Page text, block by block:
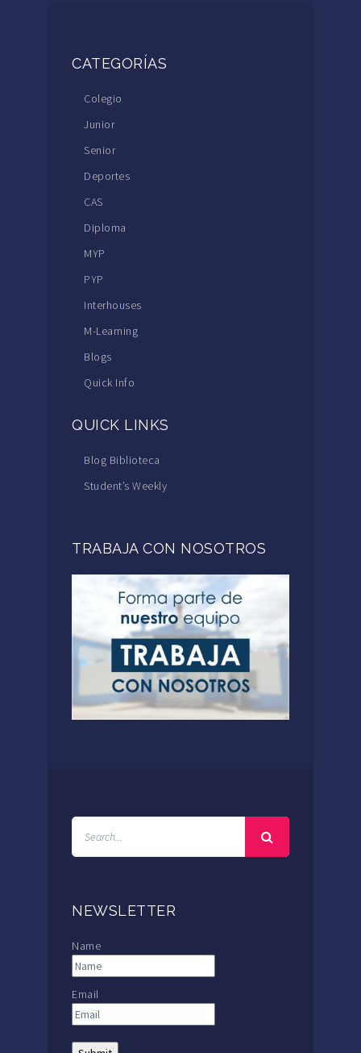
CATEGORÍAS
Colegio
Junior
Senior
Deportes
CAS
Diploma
MYP
PYP
Interhouses
M-Learning
Blogs
Quick Info
QUICK LINKS
Blog Biblioteca
Student’s Weekly
TRABAJA CON NOSOTROS
NEWSLETTER
Name
Email